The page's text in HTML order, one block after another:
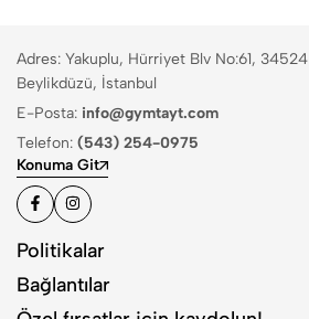
Adres: Yakuplu, Hürriyet Blv No:61, 34524
Beylikdüzü, İstanbul
E-Posta: info@gymtayt.com
Telefon: (543) 254-0975
Konuma Git
Politikalar
Bağlantılar